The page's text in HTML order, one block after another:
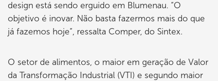
design está sendo erguido em Blumenau. “O
objetivo é inovar. Não basta fazermos mais do que
já fazemos hoje”, ressalta Comper, do Sintex.
O setor de alimentos, o maior em geração de Valor
da Transformação Industrial (VTI) e segundo maior